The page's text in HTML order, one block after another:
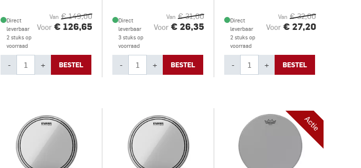
Direct
leverbaar
2 stuks op
voorraad
Van € 149,00
Voor€ 126,65
- + BESTEL
Direct
leverbaar
3 stuks op
voorraad
Van € 31,00
Voor€ 26,35
- + BESTEL
Direct
leverbaar
2 stuks op
voorraad
Van € 32,00
Voor € 27,20
- + BESTEL
Actie